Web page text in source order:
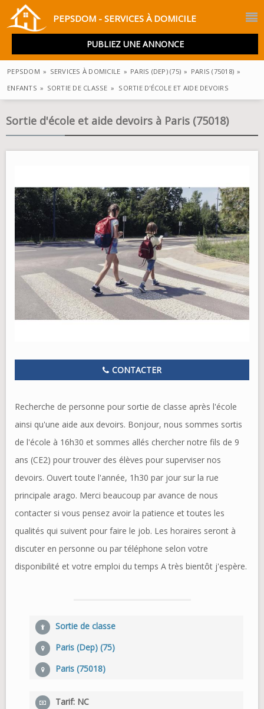
PEPSDOM - SERVICES À DOMICILE
PUBLIEZ UNE ANNONCE
PEPSDOM » SERVICES À DOMICILE » PARIS (DEP) (75) » PARIS (75018) »
ENFANTS » SORTIE DE CLASSE » SORTIE D'ÉCOLE ET AIDE DEVOIRS
Sortie d'école et aide devoirs à Paris (75018)
CONTACTER
Recherche de personne pour sortie de classe après l'école
ainsi qu'une aide aux devoirs. Bonjour, nous sommes sortis
de l'école à 16h30 et sommes allés chercher notre fils de 9
ans (CE2) pour trouver des élèves pour superviser nos
devoirs. Ouvert toute l'année, 1h30 par jour sur la rue
principale arago. Merci beaucoup par avance de nous
contacter si vous pensez avoir la patience et toutes les
qualités qui suivent pour faire le job. Les horaires seront à
discuter en personne ou par téléphone selon votre
disponibilité et votre emploi du temps A très bientôt j'espère.
Sortie de classe
Paris (Dep) (75)
Paris (75018)
Tarif: NC